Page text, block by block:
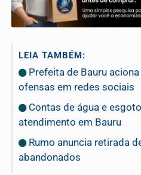
LEIA TAMBÉM:
Prefeita de Bauru
ofensas em redes sociais
Contas de água e
atendimento em Bauru
Rumo anuncia retirada
abandonados